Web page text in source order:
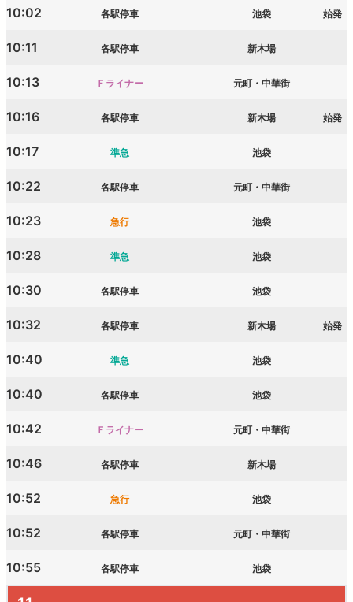
10:02 各駅停車 池袋 始発
10:11 各駅停車 新木場
10:13 Ｆライナー 元町・中華街
10:16 各駅停車 新木場 始発
10:17 準急 池袋
10:22 各駅停車 元町・中華街
10:23 急行 池袋
10:28 準急 池袋
10:30 各駅停車 池袋
10:32 各駅停車 新木場 始発
10:40 準急 池袋
10:40 各駅停車 池袋
10:42 Ｆライナー 元町・中華街
10:46 各駅停車 新木場
10:52 急行 池袋
10:52 各駅停車 元町・中華街
10:55 各駅停車 池袋